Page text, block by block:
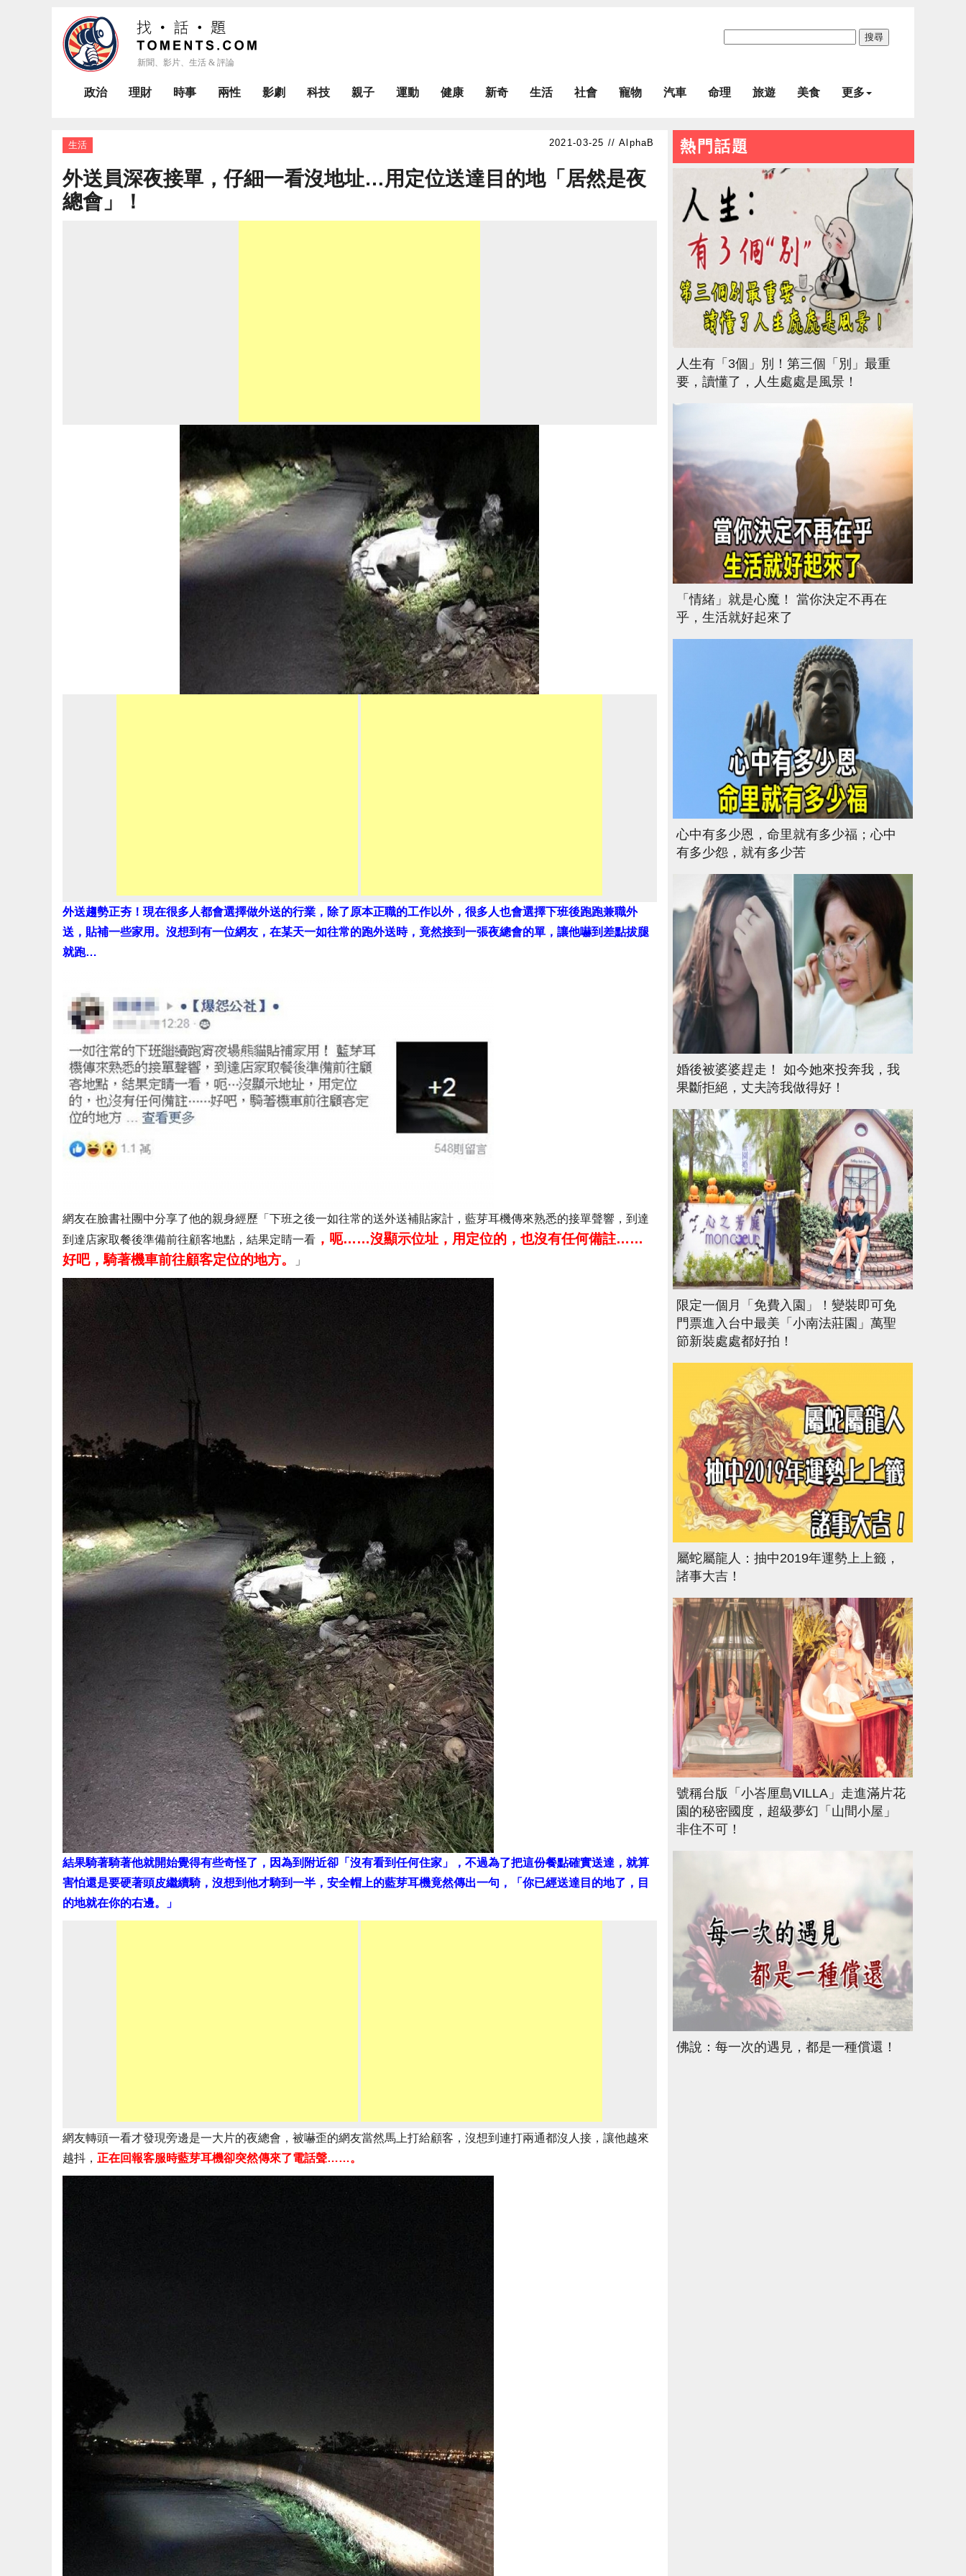
搜尋
政治 理財 時事 兩性 影劇 科技 親子 運動 健康 新奇 生活 社會 寵物 汽車 命理 旅遊 美食 更多
生活 AlphaB
外送員深夜接單，仔細一看沒地址…用定位送達目的地「居然是夜
總會」！
外送趨勢正夯！現在很多人都會選擇做外送的行業，除了原本正職的工作以外，很多人也會選擇下班後跑跑兼職外
送，貼補一些家用。沒想到有一位網友，在某天一如往常的跑外送時，竟然接到一張夜總會的單，讓他嚇到差點拔腿
就跑…
網友在臉書社團中分享了他的親身經歷「下班之後一如往常的送外送補貼家計，藍芽耳機傳來熟悉的接單聲響，到達
到達店家取餐後準備前往顧客地點，結果定睛一看 ，呃……沒顯示位址，用定位的，也沒有任何備註……
好吧，騎著機車前往顧客定位的地方。
」
結果騎著騎著他就開始覺得有些奇怪了，因為到附近卻「沒有看到任何住家」，不過為了把這份餐點確實送達，就算
害怕還是要硬著頭皮繼續騎，沒想到他才騎到一半，安全帽上的藍芽耳機竟然傳出一句，「你已經送達目的地了，目
的地就在你的右邊。」
網友轉頭一看才發現旁邊是一大片的夜總會，被嚇歪的網友當然馬上打給顧客，沒想到連打兩通都沒人接，讓他越來
越抖， 正在回報客服時藍芽耳機卻突然傳來了電話聲……。
熱門話題
人生有「3個」別！第三個「別」最重
要，讀懂了，人生處處是風景！
「情緒」就是心魔！ 當你決定不再在
乎，生活就好起來了
心中有多少恩，命里就有多少福；心中
有多少怨，就有多少苦
婚後被婆婆趕走！ 如今她來投奔我，我
果斷拒絕，丈夫誇我做得好！
限定一個月「免費入園」！變裝即可免
門票進入台中最美「小南法莊園」萬聖
節新裝處處都好拍！
屬蛇屬龍人：抽中2019年運勢上上籤，
諸事大吉！
號稱台版「小峇厘島VILLA」走進滿片花
園的秘密國度，超級夢幻「山間小屋」
非住不可！
佛說：每一次的遇見，都是一種償還！